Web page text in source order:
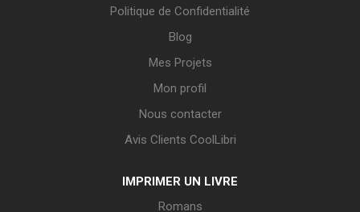
Politique de Confidentialité
Blog
Mes Projets
Mon profil
Nous contacter
Avis Clients CoolLibri
IMPRIMER UN LIVRE
Romans